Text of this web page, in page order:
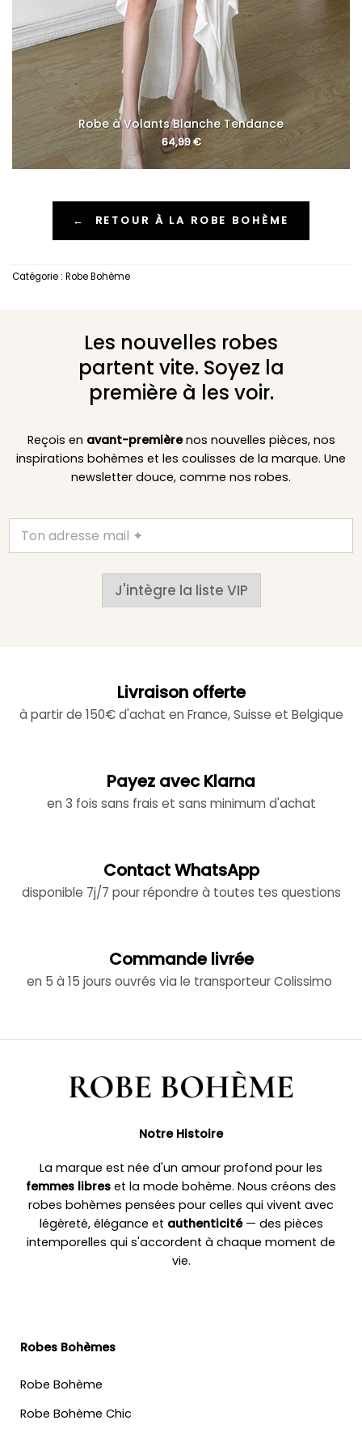
Robe à Volants Blanche Tendance
64,99€
← RETOUR À LA ROBE BOHÈME
Catégorie : Robe Bohème
Les nouvelles robes
partent vite. Soyez la
première à les voir.
Reçois en avant-premièrenos nouvelles pièces, nos
inspirations bohèmes et les coulisses de la marque. Une
newsletter douce, comme nos robes.
J'intègre la liste VIP
Livraison offerte
à partir de 150€ d'achat en France, Suisse et Belgique
Payez avec Klarna
en 3 fois sans frais et sans minimum d'achat
Contact WhatsApp
disponible 7j/7 pour répondre à toutes tes questions
Commande livrée
en 5 à 15 jours ouvrés via le transporteur Colissimo
Notre Histoire
La marque est née d'un amour profond pour les
femmes libres et la mode bohème. Nous créons des
robes bohèmes pensées pour celles qui vivent avec
légèreté, élégance et authenticité— des pièces
intemporelles qui s'accordent à chaque moment de
vie.
Robes Bohèmes
Robe Bohème
Robe Bohème Chic